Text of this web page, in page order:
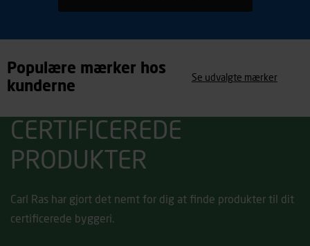
Populære mærker hos
kunderne
Se udvalgte mærker
CERTIFICEREDE
PRODUKTER
Carl Ras har gjort det nemt for dig at finde produkter til dit
certificerede byggeri.